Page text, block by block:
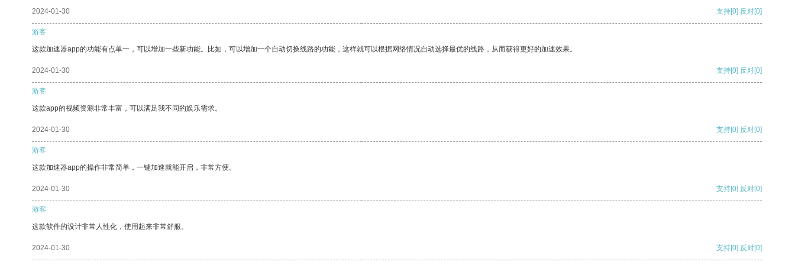
2024-01-30 支持[0] 反对[0]
游客
这款加速器app的功能有点单一，可以增加一些新功能。比如，可以增加一个自动切换线路的功能，这样就可以根据网络情况自动选择最优的线路，从而获得更好的加速效果。
2024-01-30 支持[0] 反对[0]
游客
这款app的视频资源非常丰富，可以满足我不同的娱乐需求。
2024-01-30 支持[0] 反对[0]
游客
这款加速器app的操作非常简单，一键加速就能开启，非常方便。
2024-01-30 支持[0] 反对[0]
游客
这款软件的设计非常人性化，使用起来非常舒服。
2024-01-30 支持[0] 反对[0]